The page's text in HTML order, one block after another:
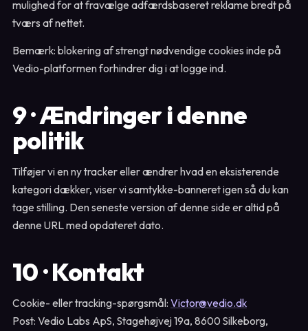
mulighed for at fravælge adfærdsbaseret reklame bredt på
tværs af nettet.
Bemærk: blokering af strengt nødvendige cookies inde på
Vedio-platformen forhindrer dig i at logge ind.
9 · Ændringer i denne
politik
Tilføjer vi en ny tracker eller ændrer hvad en eksisterende
kategori dækker, viser vi samtykke-banneret igen så du kan
tage stilling. Den seneste version af denne side er altid på
denne URL med opdateret dato.
10 · Kontakt
Cookie- eller tracking-spørgsmål: Victor@vedio.dk
Post: Vedio Labs ApS, Stagehøjvej 19a, 8600 Silkeborg,